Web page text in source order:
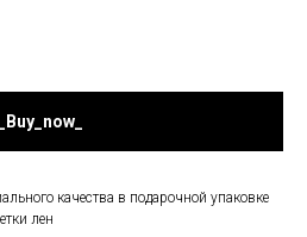
_Buy_now_
качества в подарочной упаковке
лен